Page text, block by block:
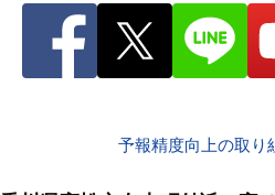
予報精度向上の取り